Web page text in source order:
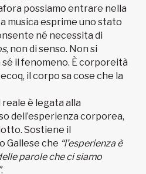
possiamo entrare nella
musica esprime uno stato
né necessita di
, non di senso. Non si
sé il fenomeno. È corporeità
il corpo sa cose che la
reale è legata alla
dell’esperienza corporea,
Sostiene il
Gallese che “l’esperienza è
parole che ci siamo
.